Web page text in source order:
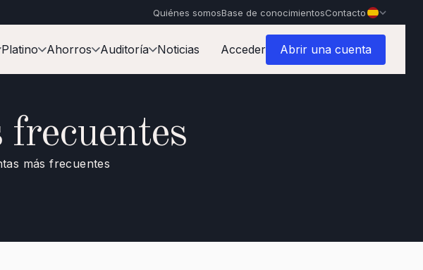
Quiénes somosBase de conocimientosContacto
Platino Ahorros Auditoría Noticias Acceder Abrir una cuenta
más frecuentes